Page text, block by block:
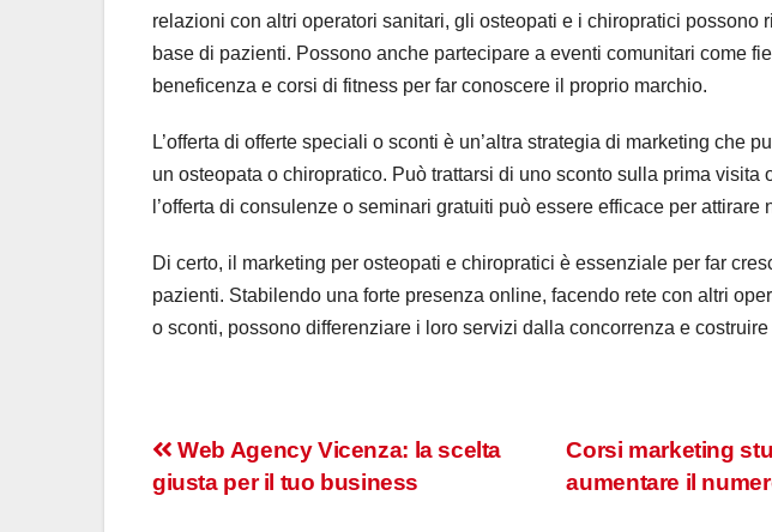
relazioni con altri operatori sanitari, gli osteopati e i chiropratici possono
base di pazienti. Possono anche partecipare a eventi comunitari come
beneficenza e corsi di fitness per far conoscere il proprio marchio.
L’offerta di offerte speciali o sconti è un’altra strategia di marketing che
un osteopata o chiropratico. Può trattarsi di uno sconto sulla prima visita
l’offerta di consulenze o seminari gratuiti può essere efficace per attirare
Di certo, il marketing per osteopati e chiropratici è essenziale per far
pazienti. Stabilendo una forte presenza online, facendo rete con altri
o sconti, possono differenziare i loro servizi dalla concorrenza e
Navigazione
articoli
Corsi marketing
aumentare il
Web Agency Vicenza: la scelta
giusta per il tuo business